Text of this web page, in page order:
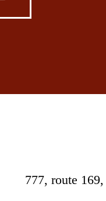
777, route